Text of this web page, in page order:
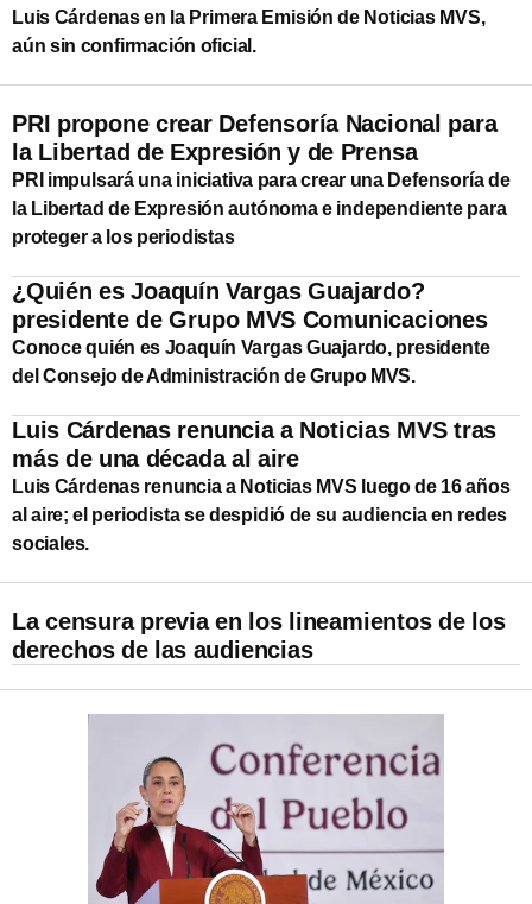
Luis Cárdenas en la Primera Emisión de Noticias MVS,
aún sin confirmación oficial.
PRI propone crear Defensoría Nacional para
la Libertad de Expresión y de Prensa
PRI impulsará una iniciativa para crear una Defensoría de
la Libertad de Expresión autónoma e independiente para
proteger a los periodistas
¿Quién es Joaquín Vargas Guajardo?
presidente de Grupo MVS Comunicaciones
Conoce quién es Joaquín Vargas Guajardo, presidente
del Consejo de Administración de Grupo MVS.
Luis Cárdenas renuncia a Noticias MVS tras
más de una década al aire
Luis Cárdenas renuncia a Noticias MVS luego de 16 años
al aire; el periodista se despidió de su audiencia en redes
sociales.
La censura previa en los lineamientos de los
derechos de las audiencias